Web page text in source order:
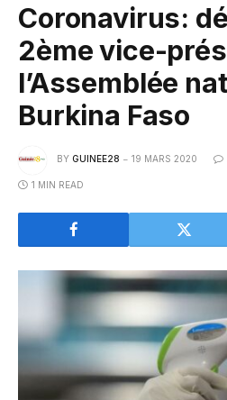
Coronavirus:
2ème vice-
l’Assemblée
Burkina Faso
BY GUINEE28 19 MARS 2020
1 MIN READ